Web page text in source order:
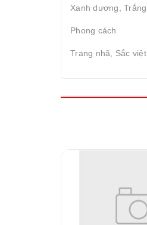
Xanh dương, Trắng
Phong cách
Trang nhã, Sắc việt